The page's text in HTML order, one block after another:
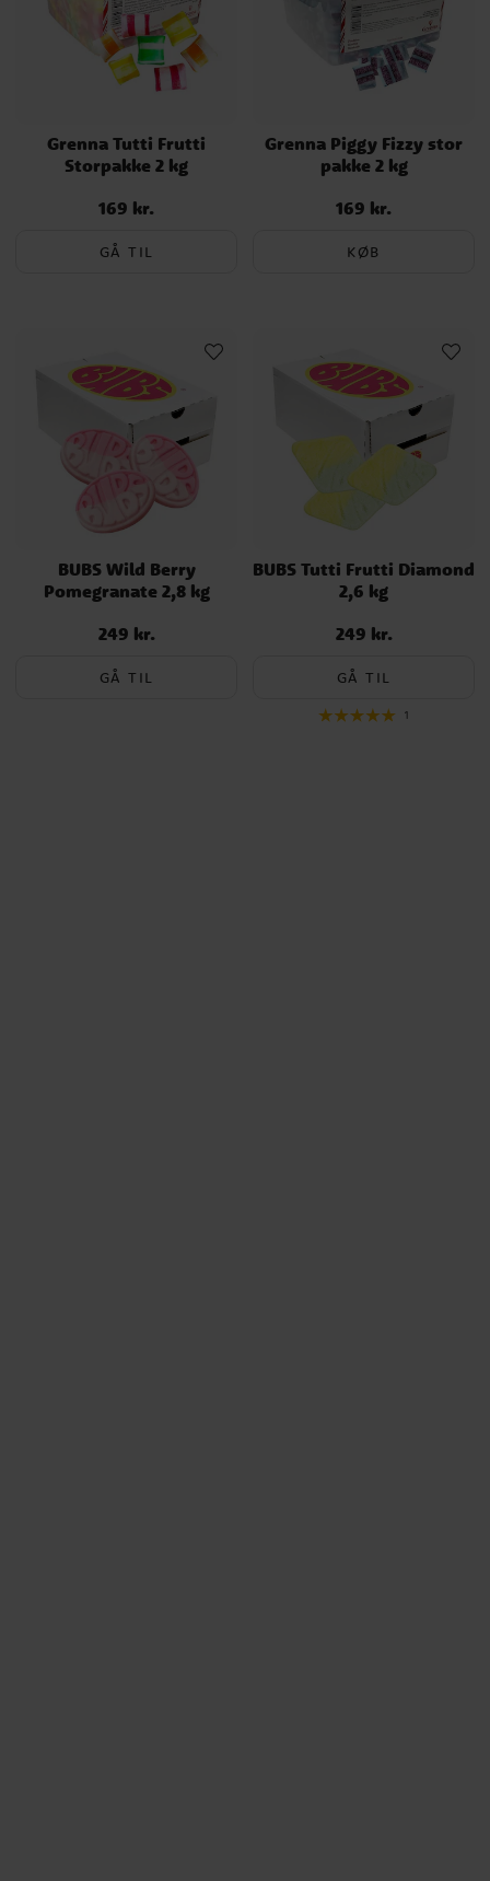
Grenna Tutti Frutti
Storpakke 2 kg
Pris:169 kr.
169 kr.
GÅ TIL
Grenna Piggy Fizzy stor
pakke 2 kg
Pris:169 kr.
169 kr.
KØB
BUBS Wild Berry
Pomegranate 2,8 kg
Pris:249 kr.
249 kr.
GÅ TIL
BUBS Tutti Frutti Diamond
2,6 kg
Pris:249 kr.
249 kr.
GÅ TIL
1